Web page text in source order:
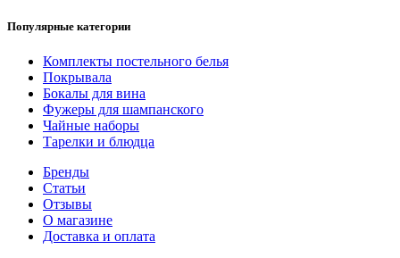
Популярные категории
Комплекты постельного белья
Покрывала
Бокалы для вина
Фужеры для шампанского
Чайные наборы
Тарелки и блюдца
Бренды
Статьи
Отзывы
О магазине
Доставка и оплата